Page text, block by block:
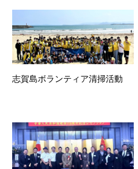
志賀島ボランティア清掃活動